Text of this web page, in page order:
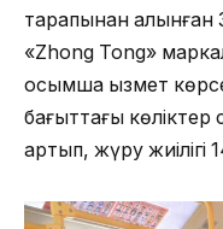
тарапынан алынған
«Zhong Tong»
қосымша қызмет
бағыттағы көліктер
артып, жүру жиілігі